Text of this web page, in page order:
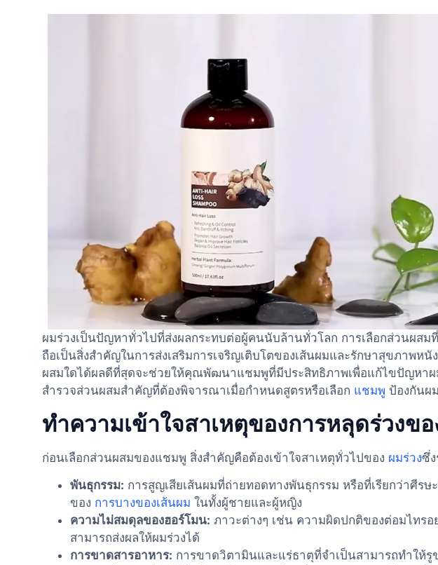
ผมร่วงเป็นปัญหาทั่วไปที่ส่งผลกระทบต่อผู้คนนับล้านทั่วโลก การเลือกส่วนผสม
ถือเป็นสิ่งสำคัญในการส่งเสริมการเจริญเติบโตของเส้นผมและรักษาสุขภาพห
ผสมใดได้ผลดีที่สุดจะช่วยให้คุณพัฒนาแชมพูที่มีประสิทธิภาพเพื่อแก้ไขปัญหา
สำรวจส่วนผสมสำคัญที่ต้องพิจารณาเมื่อกำหนดสูตรหรือเลือก แชมพู ป้องกันผ
ทำความเข้าใจสาเหตุของการหลุดร่วงข
ก่อนเลือกส่วนผสมของแชมพู สิ่งสําคัญคือต้องเข้าใจสาเหตุทั่วไปของ ผมร่วงซึ่ง
พันธุกรรม: การสูญเสียเส้นผมที่ถ่ายทอดทางพันธุกรรม หรือที่เรียกว่าศีร
ของ การบางของเส้นผม ในทั้งผู้ชายและผู้หญิง
ความไม่สมดุลของฮอร์โมน: ภาวะต่างๆ เช่น ความผิดปกติของต่อมไทร
สามารถส่งผลให้ผมร่วงได้
การขาดสารอาหาร: การขาดวิตามินและแร่ธาตุที่จำเป็นสามารถทำให้